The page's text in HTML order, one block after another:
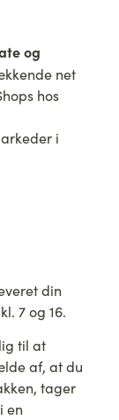
og
net
hos
i
din
7 og 16.
til at
af, at du
tager
en